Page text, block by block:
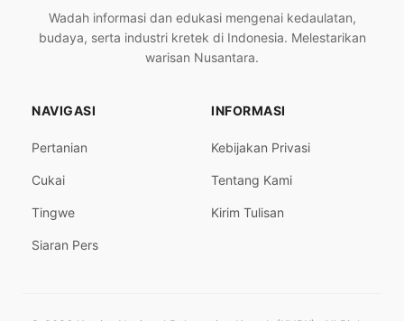
Wadah informasi dan edukasi mengenai kedaulatan,
budaya, serta industri kretek di Indonesia. Melestarikan
warisan Nusantara.
NAVIGASI
Pertanian
Cukai
Tingwe
Siaran Pers
INFORMASI
Kebijakan Privasi
Tentang Kami
Kirim Tulisan